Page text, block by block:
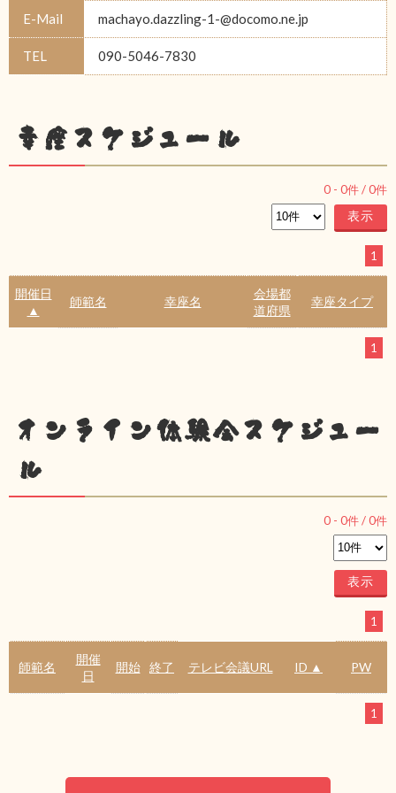
E-Mail machayo.dazzling-1-@docomo.ne.jp
TEL 090-5046-7830
幸座スケジュール
0 - 0件 /0件
1
開催日
▲
師範名 幸座名
会場都
道府県
幸座タイプ
1
オンライン体験会スケジュー
ル
0 - 0件 /0件
1
師範名
開催
日
開始 終了 テレビ会議URL ID ▲ PW
1